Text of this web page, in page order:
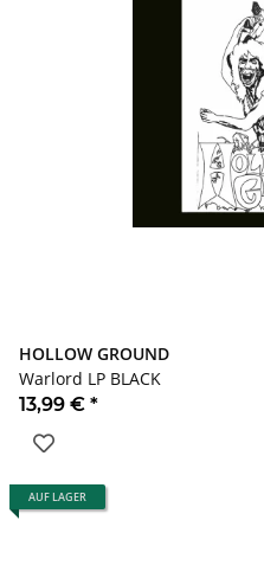
HOLLOW GROUND
Warlord LP BLACK
13,99 € *
AUF LAGER